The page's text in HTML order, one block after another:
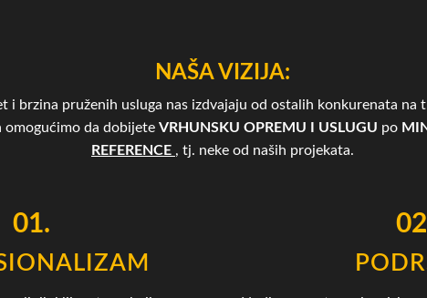
NAŠA VIZIJA:
i brzina pruženih usluga nas izdvajaju od ostalih konkurenata na
omogućimo da dobijete VRHUNSKU OPREMU I USLUGU po
REFERENCE , tj. neke od naših projekata.
01.